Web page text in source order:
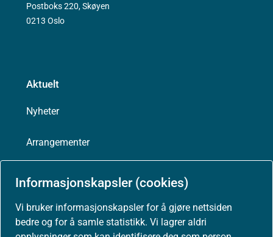
Informasjonskapsler (cookies)
Vi bruker informasjonskapsler for å gjøre nettsiden
bedre og for å samle statistikk. Vi lagrer aldri
Postboks 220, Skøyen
0213 Oslo
Aktuelt
Nyheter
Arrangementer
Presse